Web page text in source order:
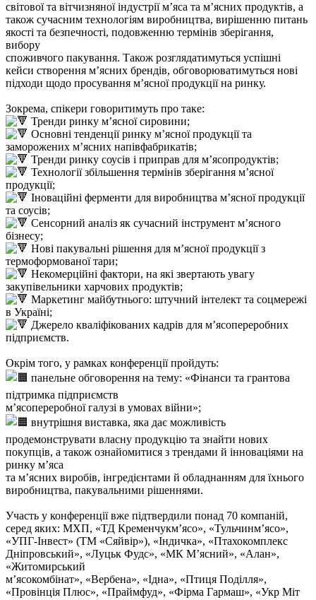
світової та вітчизняної індустрії м’яса та м’ясних продуктів, а
також сучасним технологіям виробництва, вирішенню питань
якості та безпечності, подовженню термінів зберігання,
вибору
споживчого пакування. Також розглядатимуться успішні
кейси створення м’ясних брендів, обговорюватимуться нові
підходи щодо просування м’ясної продукції на ринку.
Зокрема, спікери говоритимуть про таке:
Тренди ринку м’ясної сировини;
Основні тенденції ринку м’ясної продукції та
заморожених м’ясних напівфабрикатів;
Тренди ринку соусів і приправ для м’ясопродуктів;
Технології збільшення термінів зберігання м’ясної
продукції;
Іноваційні ферменти для виробництва м’ясної продукції
та соусів;
Сенсорний аналіз як сучасний інструмент м’ясного
бізнесу;
Нові пакувальні рішення для м’ясної продукції з
термоформованої тари;
Некомерційні фактори, на які звертають увагу
закупівельники харчових продуктів;
Маркетинг майбутнього: штучний інтелект та соцмережі
в Україні;
Джерело кваліфікованих кадрів для м’ясопереробних
підприємств.
Окрім того, у рамках конференції пройдуть:
панельне обговорення на тему: «Фінанси та грантова
підтримка підприємств
м’ясопереробної галузі в умовах війни»;
внутрішня виставка, яка дає можливість
продемонструвати власну продукцію та знайти нових
покупців, а також ознайомитися з трендами й інноваціями на
ринку м’яса
та м’ясних виробів, інгредієнтами й обладнанням для їхнього
виробництва, пакувальними рішеннями.
Участь у конференції вже підтвердили понад 70 компаній,
серед яких: МХП, «ТД Кременчукм’ясо», «Тульчинм’ясо»,
«УПГ-Інвест» (ТМ «Сяйвір»), «Індичка», «Птахокомплекс
Дніпровський», «Луцьк Фудс», «МК М’ясний», «Алан»,
«Житомирський
м’ясокомбінат», «Вербена», «Ідна», «Птиця Поділля»,
«Провінція Плюс», «Праймфуд», «Фірма Гармаш», «Укр Міт